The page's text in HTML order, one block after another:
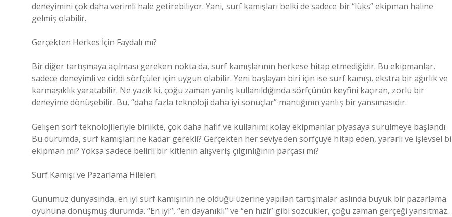
deneyimini çok daha verimli hale getirebiliyor. Yani, surf kamışları belki de sadece bir “lüks” ekipman haline
gelmiş olabilir.
Gerçekten Herkes İçin Faydalı mı?
Bir diğer tartışmaya açılması gereken nokta da, surf kamışlarının herkese hitap etmediğidir. Bu ekipmanlar,
sadece deneyimli ve ciddi sörfçüler için uygun olabilir. Yeni başlayan biri için ise surf kamışı, ekstra bir ağırlık ve
karmaşıklık yaratabilir. Ne yazık ki, çoğu zaman yanlış kullanıldığında sörfçünün keyfini kaçıran, zorlu bir
deneyime dönüşebilir. Bu, “daha fazla teknoloji daha iyi sonuçlar” mantığının yanlış bir yansımasıdır.
Gelişen sörf teknolojileriyle birlikte, çok daha hafif ve kullanımı kolay ekipmanlar piyasaya sürülmeye başlandı.
Bu durumda, surf kamışları ne kadar gerekli? Gerçekten her seviyeden sörfçüye hitap eden, yararlı ve işlevsel
ekipman mı? Yoksa sadece belirli bir kitlenin alışveriş çılgınlığının parçası mı?
Surf Kamışı ve Pazarlama Hileleri
Günümüz dünyasında, en iyi surf kamışının ne olduğu üzerine yapılan tartışmalar aslında büyük bir pazarlama
oyununa dönüşmüş durumda. “En iyi”, “en dayanıklı” ve “en hızlı” gibi sözcükler, çoğu zaman gerçeği yansıtmaz.